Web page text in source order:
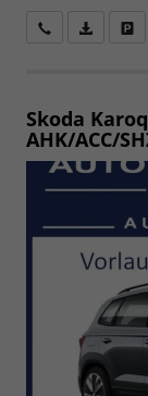
Wir rufen Sie an
Skoda Karoq
AHK/ACC/